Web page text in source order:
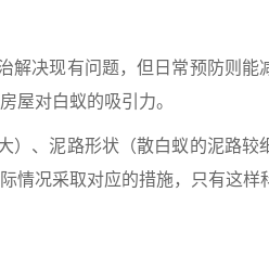
决现有问题，但日常预防则能
屋对白蚁的吸引力。
、泥路形状（散白蚁的泥路较
情况采取对应的措施，只有这样